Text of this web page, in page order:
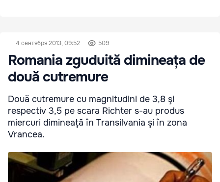
4 сентября 2013, 09:52 509
Romania zguduită dimineața de
două cutremure
Două cutremure cu magnitudini de 3,8 şi
respectiv 3,5 pe scara Richter s-au produs
miercuri dimineaţă în Transilvania şi în zona
Vrancea.